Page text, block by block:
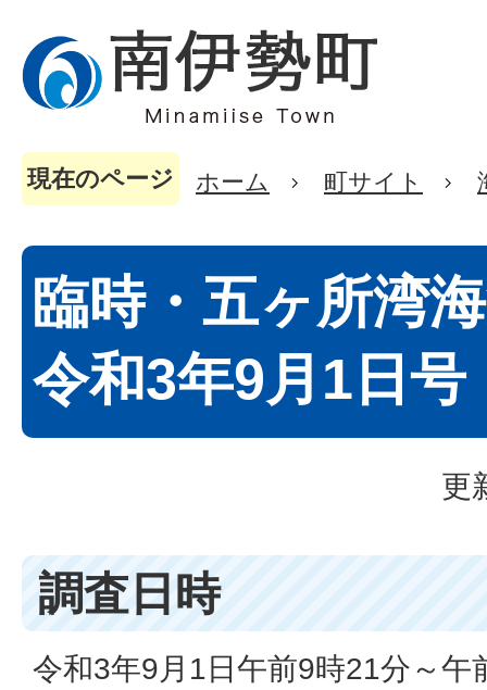
現在のページ ホーム 町サイト
臨時・五ヶ所湾
令和3年9月1日号
更
調査日時
令和3年9月1日午前9時21分～午